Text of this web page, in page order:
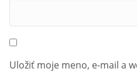
Uložiť moje meno, e-mail a